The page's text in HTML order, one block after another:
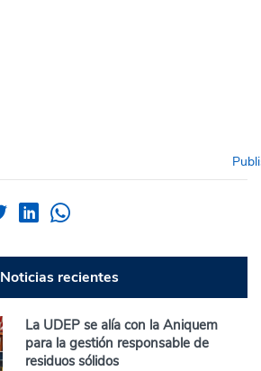
Noticias recientes
La UDEP se alía con la Aniquem
para la gestión responsable de
residuos sólidos